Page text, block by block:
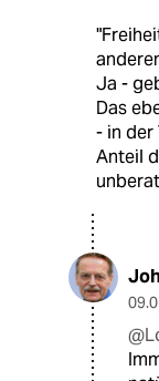
Ja -
Das
- in der
Anteil